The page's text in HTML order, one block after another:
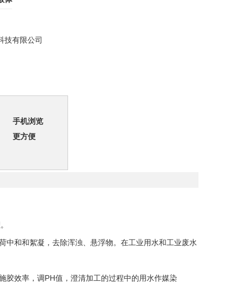
技有限公司
手机浏览
更方便
中和和絮凝，去除浑浊、悬浮物。在工业用水和工业废水
胶效率，调PH值，澄清加工的过程中的用水作媒染